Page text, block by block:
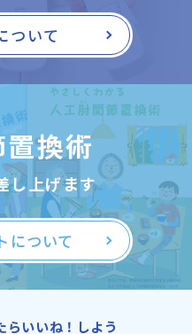
ついて
換術
し上げます
について
らいいね！しよう